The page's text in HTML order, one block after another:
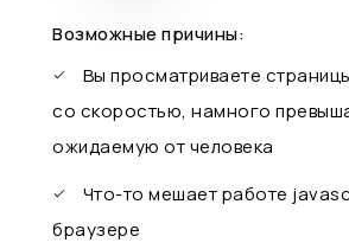
Возможные причины:
Вы просматриваете
со скоростью, намного
ожидаемую от человека
Что-то мешает работе
браузере